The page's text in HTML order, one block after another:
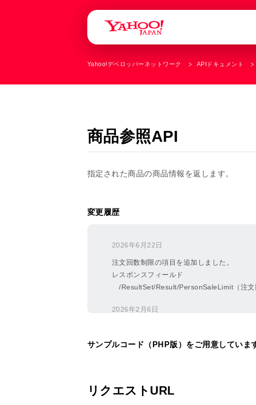
Yahoo!デベロッパーネットワーク APIドキュメント
商品参照API
指定された商品の商品情報を返します。
変更履歴
2026年6月22日
注文回数制限の項目を追加しました。
レスポンスフィールド
/ResultSet/Result/PersonSaleLimit（注文
2026年2月6日
レスポンスフィールド
/ResultSet/Result/
0：不許可（掲載不可） → 0：除外する
サンプルコード（PHP版）をご用意していま
リクエストURL